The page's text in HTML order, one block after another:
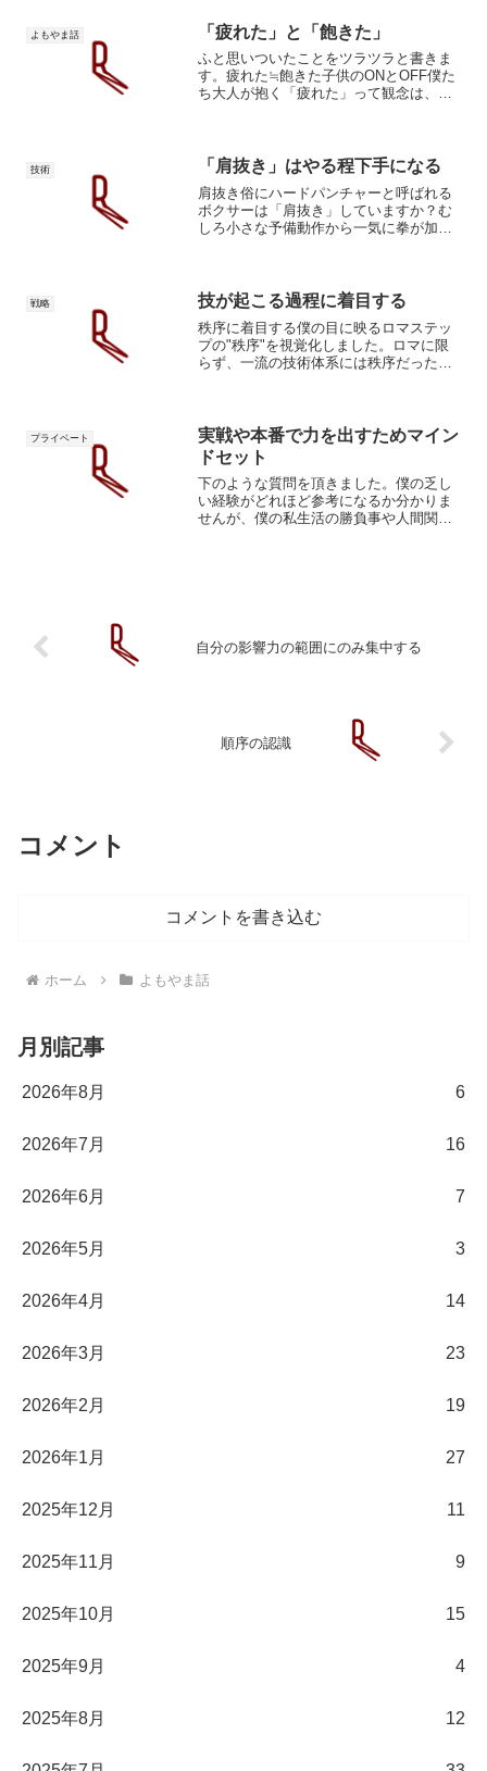
「流れに逆らわず身を任せ...
よもやま話 「疲れた」と「飽きた」
ふと思いついたことをツラツラと書きま
す。疲れた≒飽きた子供のONとOFF僕た
ち大人が抱く「疲れた」って観念は、生
関わる仕事をして...
技術 「肩抜き」はやる程下手になる
肩抜き俗にハードパンチャーと呼ばれる
ボクサーは「肩抜き」していますか？む
しろ小さな予備動作から一気に拳が加速
きなり腕が加速しています...
戦略 技が起こる過程に着目する
秩序に着目する僕の目に映るロマステッ
プの"秩序"を視覚化しました。ロマに限
らず、一流の技術体系には秩序だった美
関係の集合として考...
プライベート
実戦や本番で力を出すためマイン
ドセット
下のような質問を頂きました。僕の乏し
い経験がどれほど参考になるか分かりま
せんが、僕の私生活の勝負事や人間関
自分の影響力の範囲にのみ集中する
順序の認識
コメント
コメントを書き込む
ホーム よもやま話
月別記事
2026年8月 6
2026年7月 16
2026年6月 7
2026年5月 3
2026年4月 14
2026年3月 23
2026年2月 19
2026年1月 27
2025年12月 11
2025年11月 9
2025年10月 15
2025年9月 4
2025年8月 12